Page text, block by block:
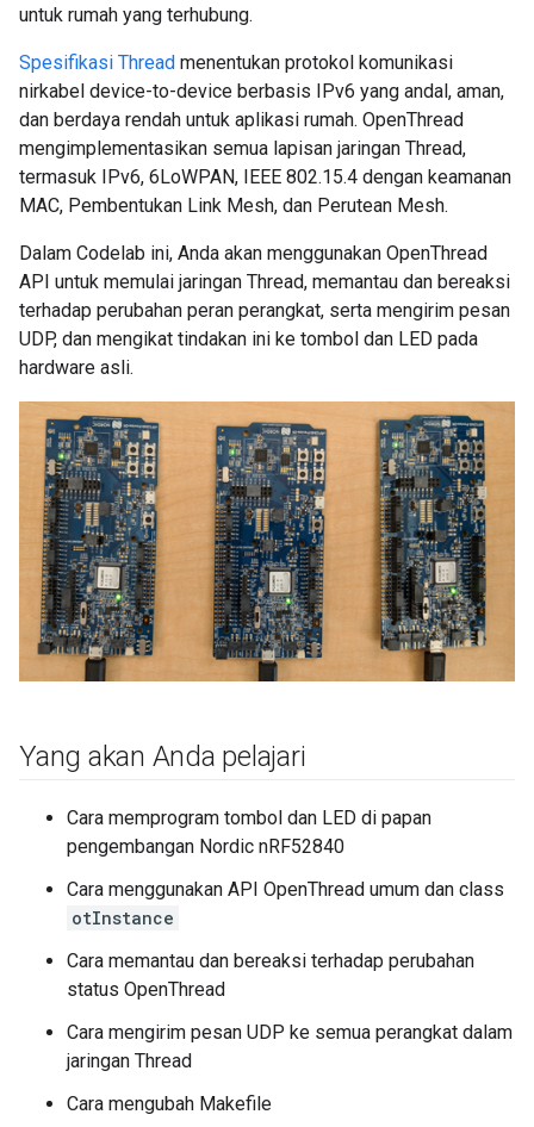
untuk rumah yang terhubung.
Spesifikasi Thread menentukan protokol komunikasi
nirkabel device-to-device berbasis IPv6 yang andal, aman,
dan berdaya rendah untuk aplikasi rumah. OpenThread
mengimplementasikan semua lapisan jaringan Thread,
termasuk IPv6, 6LoWPAN, IEEE 802.15.4 dengan keamanan
MAC, Pembentukan Link Mesh, dan Perutean Mesh.
Dalam Codelab ini, Anda akan menggunakan OpenThread
API untuk memulai jaringan Thread, memantau dan bereaksi
terhadap perubahan peran perangkat, serta mengirim pesan
UDP, dan mengikat tindakan ini ke tombol dan LED pada
hardware asli.
Yang akan Anda pelajari
Cara memprogram tombol dan LED di papan
pengembangan Nordic nRF52840
Cara menggunakan API OpenThread umum dan class
otInstance
Cara memantau dan bereaksi terhadap perubahan
status OpenThread
Cara mengirim pesan UDP ke semua perangkat dalam
jaringan Thread
Cara mengubah Makefile